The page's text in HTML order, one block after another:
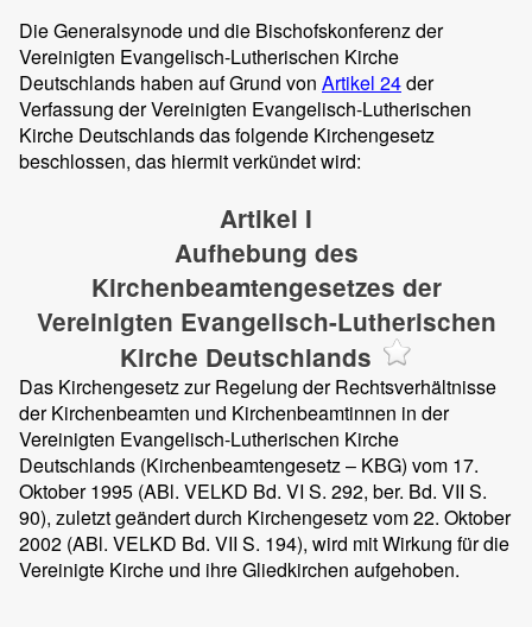
Die Generalsynode und die Bischofskonferenz der
Vereinigten Evangelisch-Lutherischen Kirche
Deutschlands haben auf Grund von Artikel 24der
Verfassung der Vereinigten Evangelisch-Lutherischen
Kirche Deutschlands das folgende Kirchengesetz
beschlossen, das hiermit verkündet wird:
Artikel I
Aufhebung des
Kirchenbeamtengesetzes der
Vereinigten Evangelisch-Lutherischen
Kirche Deutschlands
Das Kirchengesetz zur Regelung der Rechtsverhältnisse
der Kirchenbeamten und Kirchenbeamtinnen in der
Vereinigten Evangelisch-Lutherischen Kirche
Deutschlands (Kirchenbeamtengesetz – KBG) vom 17.
Oktober 1995 (ABl. VELKD Bd. VI S. 292, ber. Bd. VII S.
90), zuletzt geändert durch Kirchengesetz vom 22. Oktober
2002 (ABl. VELKD Bd. VII S. 194), wird mit Wirkung für die
Vereinigte Kirche und ihre Gliedkirchen aufgehoben.